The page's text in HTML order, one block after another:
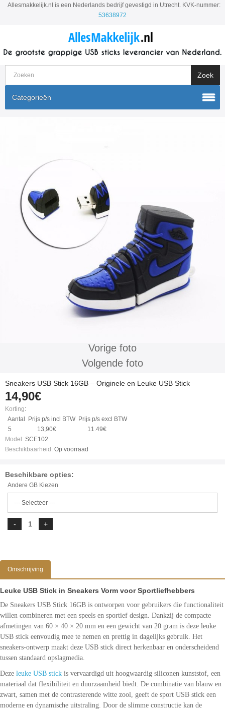
Allesmakkelijk.nl is een Nederlands bedrijf gevestigd in Utrecht. KVK-nummer:
53638972
Categorieën
Vorige foto
Volgende foto
Sneakers USB Stick 16GB – Originele en Leuke USB Stick
14,90€
Korting:
Aantal
Prijs p/s incl BTW Prijs p/s excl BTW
5
13,90€
11.49€
Model: SCE102
Beschikbaarheid: Op voorraad
Beschikbare opties:
Andere GB Kiezen
Omschrijving
Leuke USB Stick in Sneakers Vorm voor Sportliefhebbers
De Sneakers USB Stick 16GB is ontworpen voor gebruikers die functionaliteit
willen combineren met een speels en sportief design. Dankzij de compacte
afmetingen van 60 × 40 × 20 mm en een gewicht van 20 gram is deze leuke
USB stick eenvoudig mee te nemen en prettig in dagelijks gebruik. Het
sneakers-ontwerp maakt deze USB stick direct herkenbaar en onderscheidend
tussen standaard opslagmedia.
Deze leuke USB stick is vervaardigd uit hoogwaardig siliconen kunststof, een
materiaal dat flexibiliteit en duurzaamheid biedt. De combinatie van blauw en
zwart, samen met de contrasterende witte zool, geeft de sport USB stick een
moderne en dynamische uitstraling. Door de slimme constructie kan de